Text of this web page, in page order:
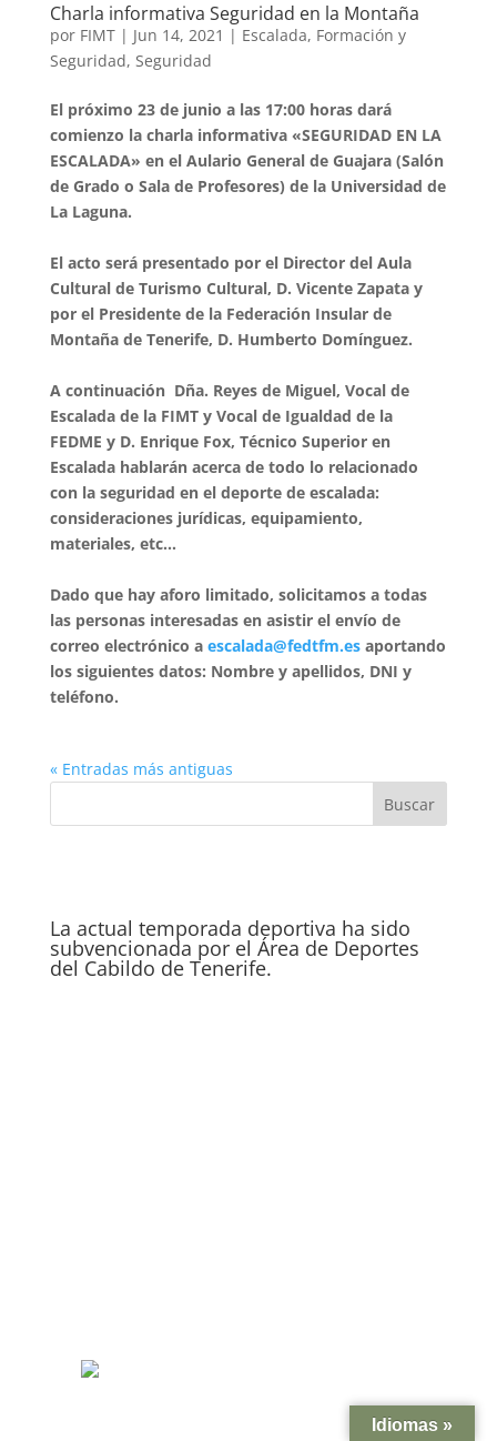
Charla informativa Seguridad en la Montaña
por FIMT| Jun 14, 2021 | Escalada, Formación y
Seguridad, Seguridad
El próximo 23 de junio a las 17:00 horas dará
comienzo la charla informativa «SEGURIDAD EN LA
ESCALADA» en el Aulario General de Guajara (Salón
de Grado o Sala de Profesores) de la Universidad de
La Laguna.
El acto será presentado por el Director del Aula
Cultural de Turismo Cultural, D. Vicente Zapata y
por el Presidente de la Federación Insular de
Montaña de Tenerife, D. Humberto Domínguez.
A continuación Dña. Reyes de Miguel, Vocal de
Escalada de la FIMT y Vocal de Igualdad de la
FEDME y D. Enrique Fox, Técnico Superior en
Escalada hablarán acerca de todo lo relacionado
con la seguridad en el deporte de escalada:
consideraciones jurídicas, equipamiento,
materiales, etc…
Dado que hay aforo limitado, solicitamos a todas
las personas interesadas en asistir el envío de
correo electrónico a escalada@fedtfm.esaportando
los siguientes datos: Nombre y apellidos, DNI y
teléfono.
« Entradas más antiguas
La actual temporada deportiva ha sido
subvencionada por el Área de Deportes
del Cabildo de Tenerife.
Idiomas »